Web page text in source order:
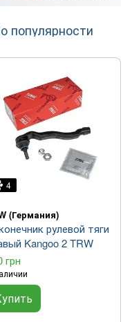
популярности
4
(Германия)
рулевой тяги
Kangoo 2 TRW
грн